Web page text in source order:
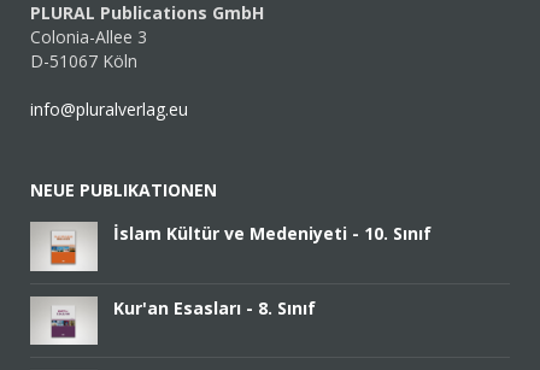
PLURAL Publications GmbH
Colonia-Allee 3
D-51067 Köln
info@pluralverlag.eu
NEUE PUBLIKATIONEN
İslam Kültür ve Medeniyeti - 10. Sınıf
Kur'an Esasları - 8. Sınıf